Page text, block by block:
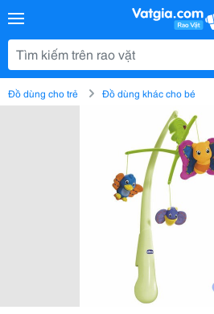
Đồ dùng cho trẻ Đồ dùng khác cho bé